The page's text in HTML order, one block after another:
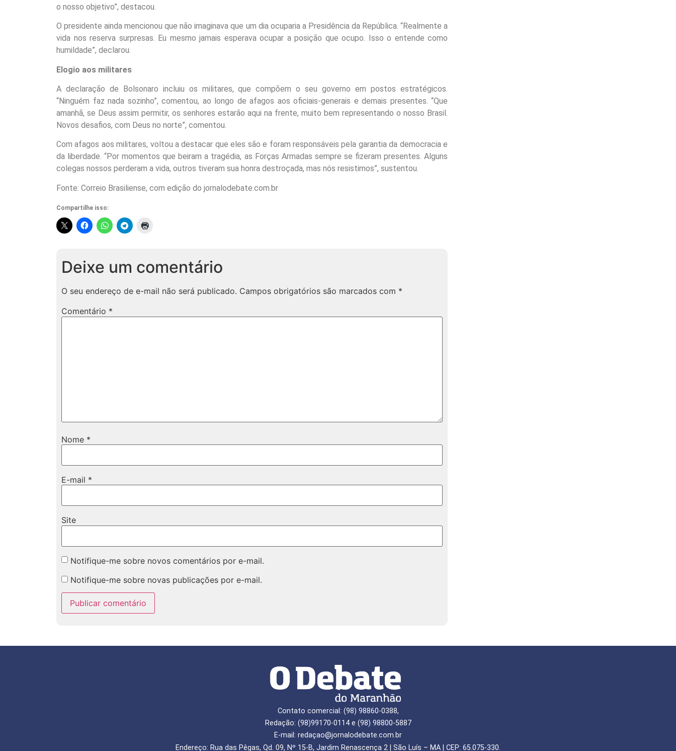
o nosso objetivo”, destacou.
O presidente ainda mencionou que não imaginava que um dia ocuparia a Presidência da República. “Realmente a
vida nos reserva surpresas. Eu mesmo jamais esperava ocupar a posição que ocupo. Isso o entende como
humildade”, declarou.
Elogio aos militares
A declaração de Bolsonaro incluiu os militares, que compõem o seu governo em postos estratégicos.
“Ninguém faz nada sozinho”, comentou, ao longo de afagos aos oficiais-generais e demais presentes. “Que
amanhã, se Deus assim permitir, os senhores estarão aqui na frente, muito bem representando o nosso Brasil.
Novos desafios, com Deus no norte”, comentou.
Com afagos aos militares, voltou a destacar que eles são e foram responsáveis pela garantia da democracia e
da liberdade. “Por momentos que beiram a tragédia, as Forças Armadas sempre se fizeram presentes. Alguns
colegas nossos perderam a vida, outros tiveram sua honra destroçada, mas nós resistimos”, sustentou.
Fonte: Correio Brasiliense, com edição do jornalodebate.com.br
Compartilhe isso:
Deixe um comentário
O seu endereço de e-mail não será publicado. Campos obrigatórios são marcados com *
Comentário *
Nome *
E-mail *
Site
Notifique-me sobre novos comentários por e-mail.
Notifique-me sobre novas publicações por e-mail.
Contato comercial: (98) 98860-0388,
Redação: (98)99170-0114 e (98) 98800-5887
E-mail: redaçao@jornalodebate.com.br
Endereço: Rua das Pêgas, Qd. 09, Nº 15-B, Jardim Renascença 2 | São Luís – MA | CEP: 65.075-330.